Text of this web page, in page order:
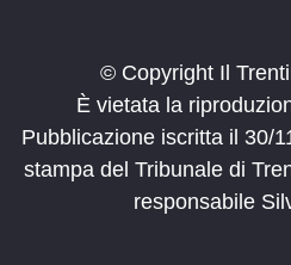
© Copyright Il
È vietata la
Pubblicazione iscritta il 30/
stampa del Tribunale di
responsabile